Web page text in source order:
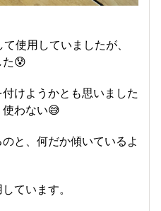
使用していましたが、
😰
けようかとも思いました
わない😅
と、何だか傾いているよ
ています。